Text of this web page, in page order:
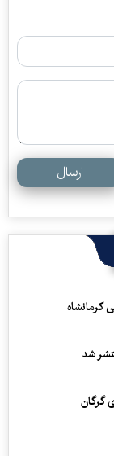
ارسال
کرمانشاه
شد
گرگان